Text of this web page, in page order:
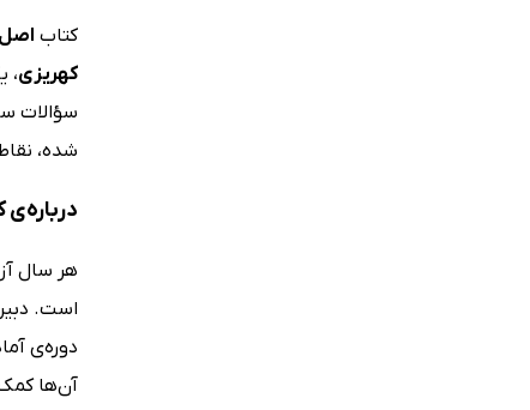
کتاب
کهریزی،
سؤالات
شده،
هر سال
است.
دوره‌ی
آن‌ها